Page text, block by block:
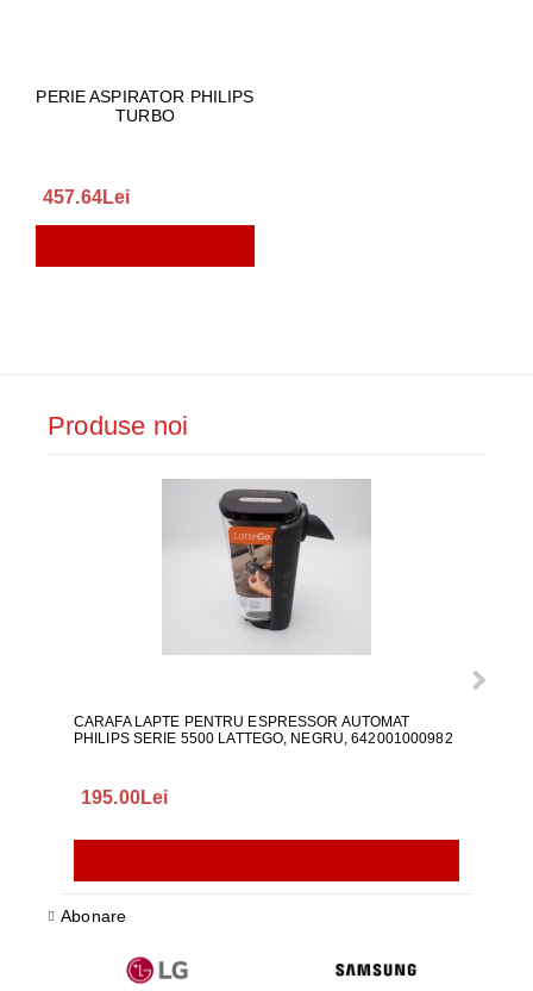
PERIE ASPIRATOR PHILIPS
TURBO
457.64Lei
Produse noi
CARAFA LAPTE PENTRU ESPRESSOR AUTOMAT
PHILIPS SERIE 5500 LATTEGO, NEGRU, 642001000982
195.00Lei
Abonare